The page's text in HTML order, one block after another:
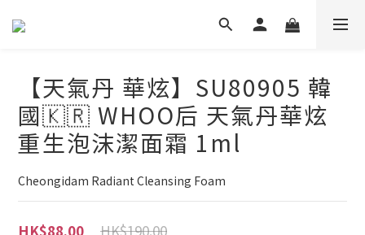
【天氣丹 華炫】SU80905 韓
國🇰🇷 WHOO后 天氣丹華炫
重生泡沫潔面霜 1ml
Cheongidam Radiant Cleansing Foam
HK$190.00
HK$88.00